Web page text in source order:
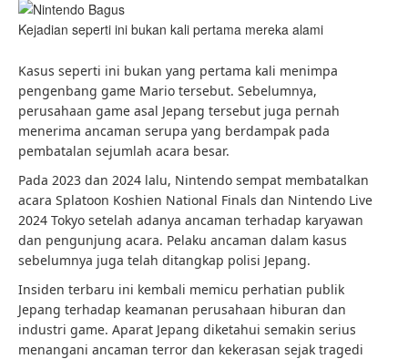
Kejadian seperti ini bukan kali pertama mereka alami
Kasus seperti ini bukan yang pertama kali menimpa
pengenbang game Mario tersebut. Sebelumnya,
perusahaan game asal Jepang tersebut juga pernah
menerima ancaman serupa yang berdampak pada
pembatalan sejumlah acara besar.
Pada 2023 dan 2024 lalu, Nintendo sempat membatalkan
acara Splatoon Koshien National Finals dan Nintendo Live
2024 Tokyo setelah adanya ancaman terhadap karyawan
dan pengunjung acara. Pelaku ancaman dalam kasus
sebelumnya juga telah ditangkap polisi Jepang.
Insiden terbaru ini kembali memicu perhatian publik
Jepang terhadap keamanan perusahaan hiburan dan
industri game. Aparat Jepang diketahui semakin serius
menangani ancaman terror dan kekerasan sejak tragedi